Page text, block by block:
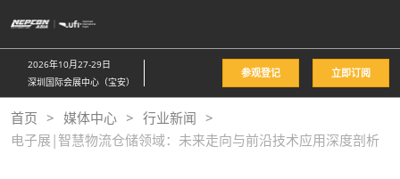
接
跳
至
内
容
2026年10月27-29日
深圳国际会展中心（宝安）
参观登记 立即订阅
首页 媒体中心
行业新闻
电子展|智慧物流仓储领域：未来走向与前沿技术应用深度剖析